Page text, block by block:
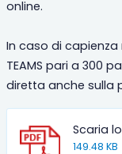
online.
In caso di
TEAMS pari a 300
diretta anche sulla
Scaria
149.48 KB